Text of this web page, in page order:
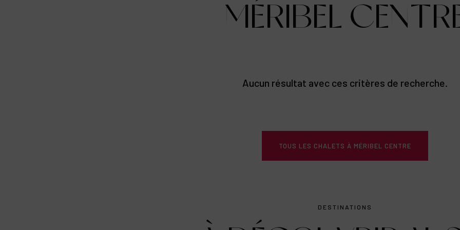
MÉRIBEL
Aucun résultat avec ces critères de recherche.
TOUS LES CHALETS À MÉRIBEL CENTRE
DESTINATIONS